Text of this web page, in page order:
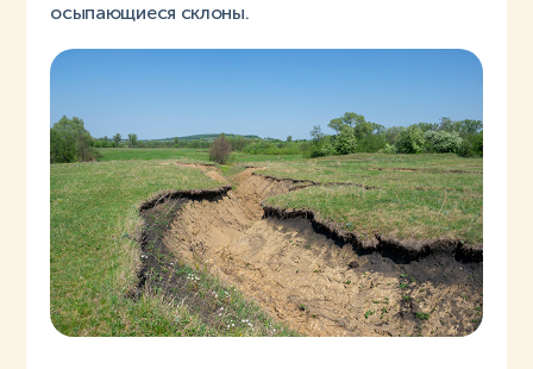
осыпающиеся склоны.